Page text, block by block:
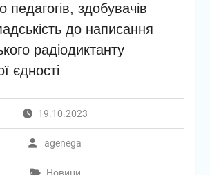
здобувачів
до написання
радіодиктанту
єдності
19.10.2023
agenega